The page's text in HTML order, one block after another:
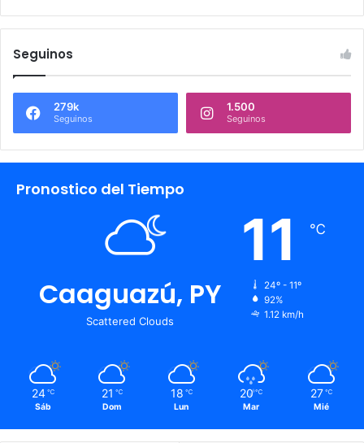
Seguinos
279k
Seguinos
1.500
Seguinos
Pronostico del Tiempo
Caaguazú, PY
Scattered Clouds
11 ℃
24º - 11º
92%
1.12 km/h
24 ℃
Sáb
21 ℃
Dom
18 ℃
Lun
20 ℃
Mar
27 ℃
Mié